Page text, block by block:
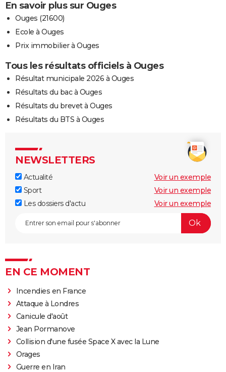
En savoir plus sur Ouges
Ouges (21600)
Ecole à Ouges
Prix immobilier à Ouges
Tous les résultats officiels à Ouges
Résultat municipale 2026 à Ouges
Résultats du bac à Ouges
Résultats du brevet à Ouges
Résultats du BTS à Ouges
NEWSLETTERS
Actualité
Voir un exemple
Sport
Voir un exemple
Les dossiers d'actu
Voir un exemple
EN CE MOMENT
Incendies en France
Attaque à Londres
Canicule d'août
Jean Pormanove
Collision d'une fusée Space X avec la Lune
Orages
Guerre en Iran